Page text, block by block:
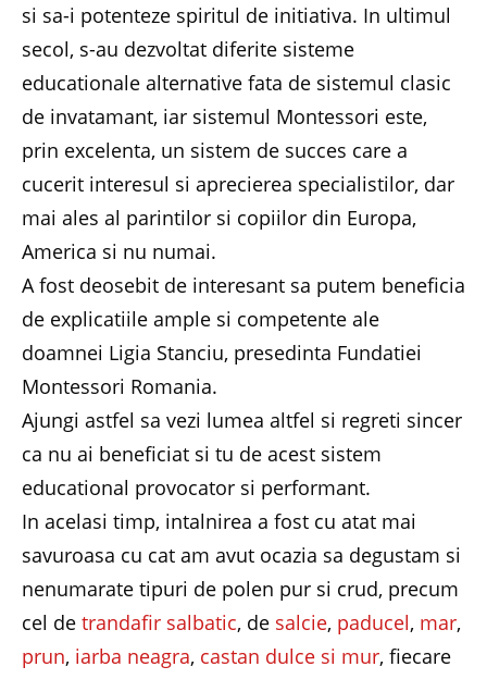
si sa-i potenteze spiritul de initiativa. In ultimul
secol, s-au dezvoltat diferite sisteme
educationale alternative fata de sistemul clasic
de invatamant, iar sistemul Montessori este,
prin excelenta, un sistem de succes care a
cucerit interesul si aprecierea specialistilor, dar
mai ales al parintilor si copiilor din Europa,
America si nu numai.
A fost deosebit de interesant sa putem beneficia
de explicatiile ample si competente ale
doamnei Ligia Stanciu, presedinta Fundatiei
Montessori Romania.
Ajungi astfel sa vezi lumea altfel si regreti sincer
ca nu ai beneficiat si tu de acest sistem
educational provocator si performant.
In acelasi timp, intalnirea a fost cu atat mai
savuroasa cu cat am avut ocazia sa degustam si
nenumarate tipuri de polen pur si crud, precum
cel de trandafir salbatic, de salcie, paducel, mar,
prun, iarba neagra, castan dulce si mur, fiecare